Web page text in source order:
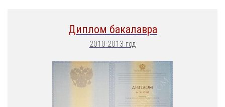
Диплом бакалавра
2010-2013 год